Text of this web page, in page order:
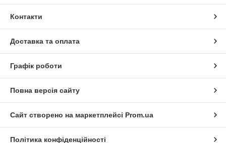
Контакти
Доставка та оплата
Графік роботи
Повна версія сайту
Сайт створено на маркетплейсі Prom.ua
Політика конфіденційності